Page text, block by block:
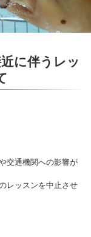
に伴うレッ
交通機関への影響が
レッスンを中止させ